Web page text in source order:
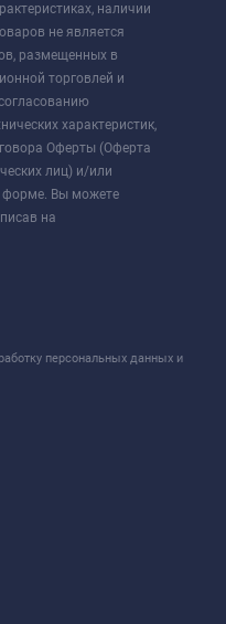
наличии
не является
размещенных в
торговлей и
характеристик,
Оферты (Оферта
лиц) и/или
форме. Вы можете
на
персональных данных и